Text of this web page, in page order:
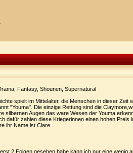
Fantasy, Shounen, Supernatural
spielt im Mittelalter, die Menschen in dieser Zeit
"Youma". Die einzige Rettung sind die
silbernen Augen das ware Wesen der Youma
dafür zahlen diese Kriegerinnen einen hohen
ihr Name ist Clare...
2 Folgen gesehen habe kann ich nur eine wenig